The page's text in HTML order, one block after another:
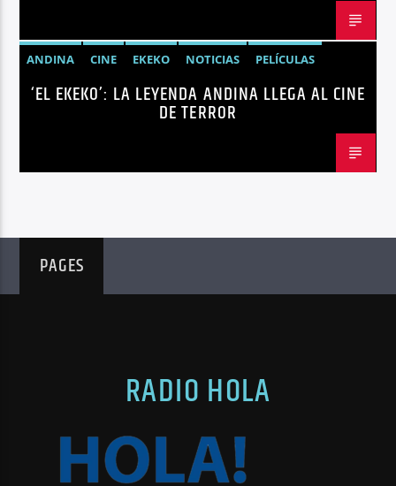
QUITOBICI
ANDINA CINE EKEKO NOTICIAS
PELÍCULAS
TENDENCIAS
TERROR
‘EL EKEKO’: LA LEYENDA ANDINA LLEGA AL CINE
DE TERROR
PAGES
RADIO HOLA